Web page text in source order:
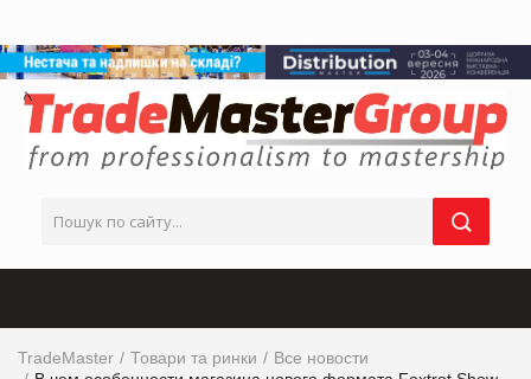
TradeMaster Товари та ринки
Все новости